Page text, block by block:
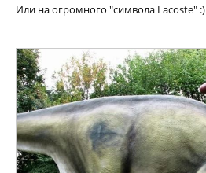
Или на огромного "символа Lacoste" :)